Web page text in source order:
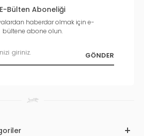
E-Bülten Aboneliği
haberdar olmak için e-
bültene abone olun.